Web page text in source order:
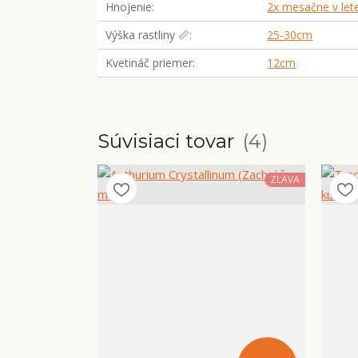
Hnojenie
2x mesačne v
Výška rastliny 📏
25-30cm
Kvetináč priemer
12cm
Súvisiaci tovar 4
ZĽAVA